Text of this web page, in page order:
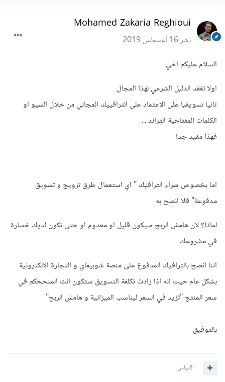
Mohamed Zakaria Reghioui
نشر16 أغسطس 2019
السلام عليكم اخي
اولا تفقد الدليل الشرعي لهذا المجال
ثانيا تسويقيا على الاعتماد على الترافييك المجاني من خلال السيو او
الكلمات المفتاحية التراند ...
فهذا مفيد جدا
اما بخصوص شراء الترافيك " اي استعمال طرق ترويج و تسويق
مدفوعة" فلا انصح به
لماذا؟ لان هامش الربح سيكون قليل او معدوم او حتى تكون لديك خسارة
في مشروعك
اننا انصح بالترافيك المدفوع على منصة شوبيفاي و التجارة الالكترونية
بشكل عام حيث انه اذا زادت تكلفة التسويق ستكون انت المتححكم في
سعر المنتج "تزيد في السعر ليناسب الميزانية و هامش الربح"
بالتوفيق
اقتباس